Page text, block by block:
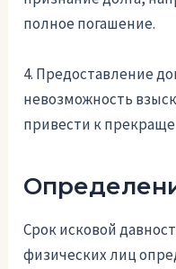
полное погашение.
4. Предоставление
невозможность
привести к
Срок исковой
физических лиц